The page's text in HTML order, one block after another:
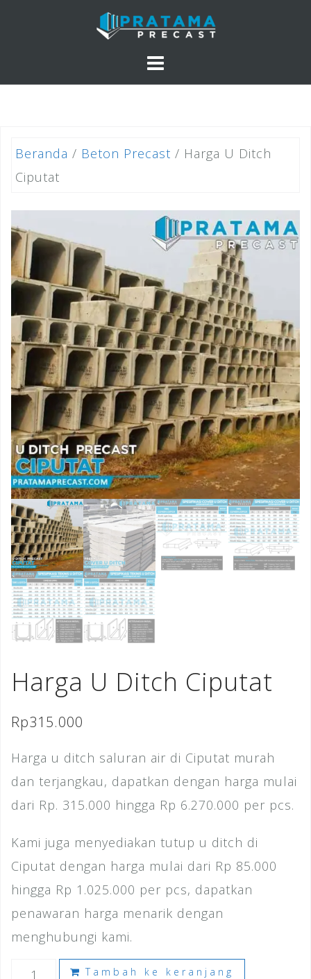
Beranda / Beton Precast / Harga U Ditch
Ciputat
Harga U Ditch Ciputat
Rp315.000
Harga u ditch saluran air di Ciputat murah
dan terjangkau, dapatkan dengan harga mulai
dari Rp. 315.000 hingga Rp 6.270.000 per pcs.
Kami juga menyediakan tutup u ditch di
Ciputat dengan harga mulai dari Rp 85.000
hingga Rp 1.025.000 per pcs, dapatkan
penawaran harga menarik dengan
menghubungi kami.
Kuantitas
Tambah ke keranjang